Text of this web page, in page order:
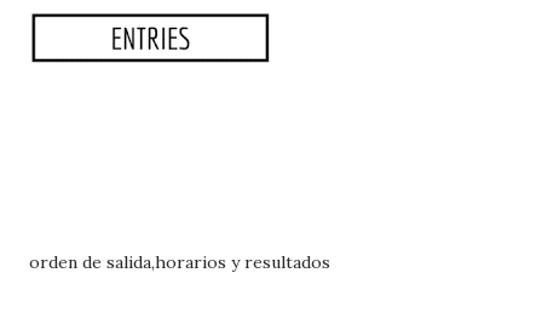
orden de salida,horarios y resultados